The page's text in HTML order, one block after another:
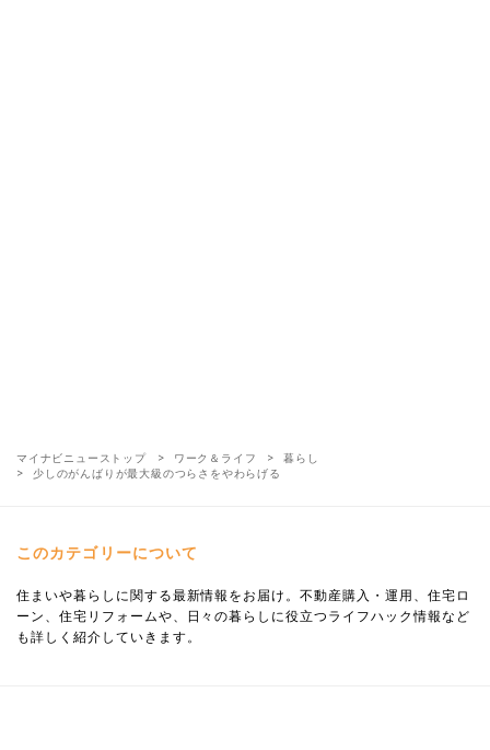
マイナビニューストップ ワーク＆ライフ
暮らし
少しのがんばりが最大級のつらさをやわらげる
このカテゴリーについて
住まいや暮らしに関する最新情報をお届け。不動産購入・運用、住宅ロ
ーン、住宅リフォームや、日々の暮らしに役立つライフハック情報など
も詳しく紹介していきます。